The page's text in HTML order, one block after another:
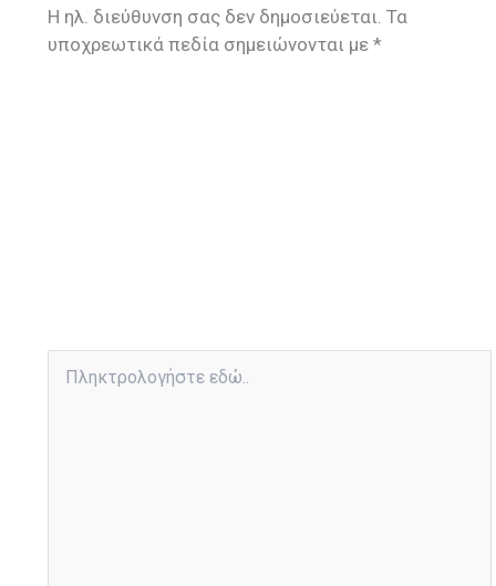
Η ηλ. διεύθυνση σας δεν δημοσιεύεται. Τα
υποχρεωτικά πεδία σημειώνονται με*
εδώ..